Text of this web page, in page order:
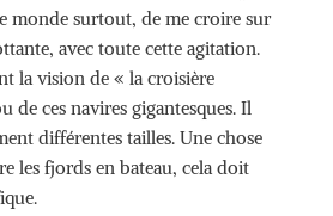
monde surtout, de me croire sur
avec toute cette agitation.
la vision de « la croisière
de ces navires gigantesques. Il
différentes tailles. Une chose
les fjords en bateau, cela doit